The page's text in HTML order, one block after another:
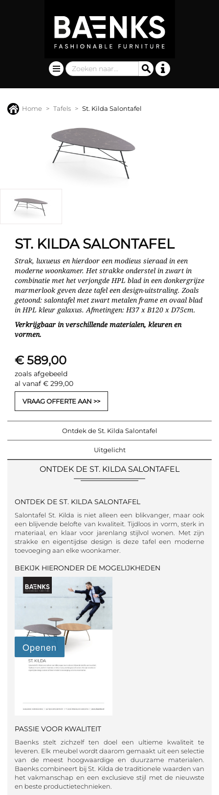
Home Tafels St. Kilda Salontafel
ST. KILDA SALONTAFEL
Strak, luxueus en hierdoor een modieus sieraad in een
moderne woonkamer. Het strakke onderstel in zwart in
combinatie met het verjongde HPL blad in een donkergrijze
marmerlook geven deze tafel een design-uitstraling. Zoals
getoond: salontafel met zwart metalen frame en ovaal blad
in HPL kleur galaxus. Afmetingen: H37 x B120 x D75cm.
Verkrijgbaar in verschillende materialen, kleuren en
vormen.
€ 589,00
zoals afgebeeld
al vanaf € 299,00
VRAAG OFFERTE AAN
Ontdek de St. Kilda Salontafel
Uitgelicht
ONTDEK DE ST. KILDA SALONTAFEL
ONTDEK DE ST. KILDA SALONTAFEL
Salontafel St. Kilda is niet alleen een blikvanger, maar ook
een blijvende belofte van kwaliteit. Tijdloos in vorm, sterk in
materiaal, en klaar voor jarenlang stijlvol wonen. Met zijn
strakke en eigentijdse design is deze tafel een moderne
toevoeging aan elke woonkamer.
BEKIJK HIERONDER DE MOGELIJKHEDEN
PASSIE VOOR KWALITEIT
Baenks stelt zichzelf ten doel een ultieme kwaliteit te
leveren. Elk meubel wordt daarom gemaakt uit een selectie
van de meest hoogwaardige en duurzame materialen.
Baenks combineert bij St. Kilda de traditionele waarden van
het vakmanschap en een exclusieve stijl met de nieuwste
en beste productietechnieken.